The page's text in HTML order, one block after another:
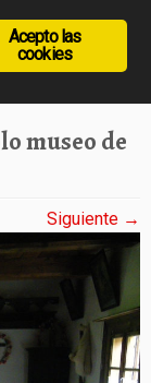
museo de
Siguiente →
Acepto las
cookies